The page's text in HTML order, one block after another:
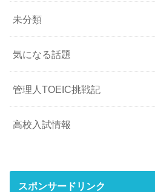
未分類
気になる話題
管理人TOEIC挑戦記
高校入試情報
スポンサードリンク